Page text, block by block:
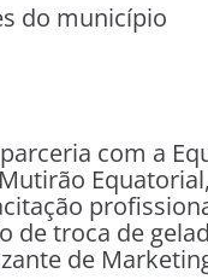
do município
com a
de troca de
de